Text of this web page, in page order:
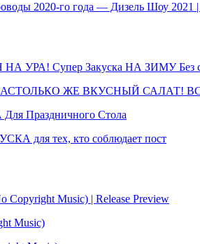
2020-го года — Дизель Шоу
Супер Закуска НА ЗИМУ Без
ЖЕ ВКУСНЫЙ САЛАТ!
Праздничного Стола
для тех, кто соблюдает пост
Copyright Music) | Release Preview
Music)